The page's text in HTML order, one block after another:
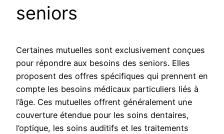
seniors
Certaines mutuelles sont exclusivement conçues
pour répondre aux besoins des seniors. Elles
proposent des offres spécifiques qui prennent en
compte les besoins médicaux particuliers liés à
l’âge. Ces mutuelles offrent généralement une
couverture étendue pour les soins dentaires,
l’optique, les soins auditifs et les traitements